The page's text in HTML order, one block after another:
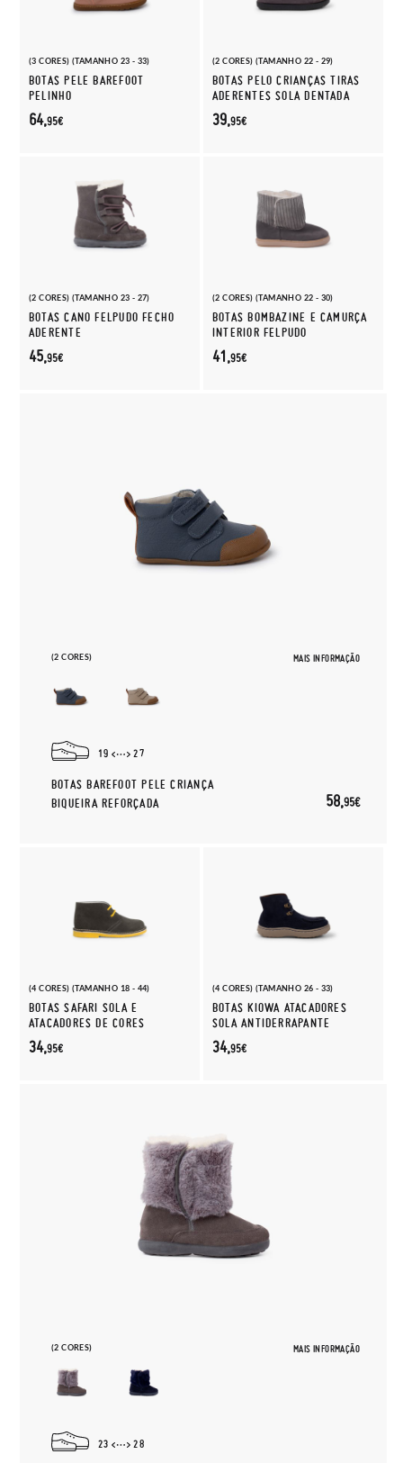
(3 CORES) (TAMANHO 23 - 33)
BOTAS PELE BAREFOOT
PELINHO
64,95€
(2 CORES) (TAMANHO 22 - 29)
BOTAS PELO CRIANÇAS TIRAS
ADERENTES SOLA DENTADA
39,95€
(2 CORES) (TAMANHO 23 - 27)
BOTAS CANO FELPUDO FECHO
ADERENTE
45,95€
(2 CORES) (TAMANHO 22 - 30)
BOTAS BOMBAZINE E CAMURÇA
INTERIOR FELPUDO
41,95€
(2 CORES) MAIS INFORMAÇÃO
19 27
BOTAS BAREFOOT PELE CRIANÇA
BIQUEIRA REFORÇADA
58,95€
(4 CORES) (TAMANHO 18 - 44)
BOTAS SAFARI SOLA E
ATACADORES DE CORES
34,95€
(4 CORES) (TAMANHO 26 - 33)
BOTAS KIOWA ATACADORES
SOLA ANTIDERRAPANTE
34,95€
(2 CORES) MAIS INFORMAÇÃO
23 28